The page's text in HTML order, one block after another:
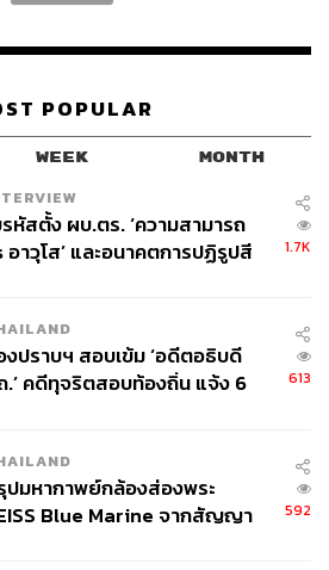
ปิกร ผู้ก่อตั้งGother.comกล่าวว่า
ารท่องเที่ยวยั่งยืนเป็นการสร้าง
ารที่ได้รับรองมาตรฐานความยั่งยืน
รด้านความยั่งยืนจึงเป็นสิ่งจำเป็น
Towards Sustainable
POPULAR
WEEK MONTH
หัสตั้ง ผบ.ตร. ‘ความสามารถ
อาวุโส’ และอนาคตการปฏิรูปสี
1.7K
งปราบฯ สอบเข้ม ‘อดีตอธิบดี
.’ คดีทุจริตสอบท้องถิ่น แจ้ง 6
613
ปมหากาพย์กล้องส่องพระ
Blue Marine จากสัญญา
592